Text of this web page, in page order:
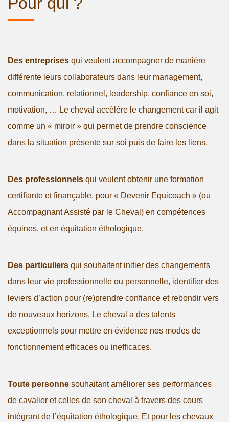
Des entreprises qui veulent accompagner de manière
différente leurs collaborateurs dans leur management,
communication, relationnel, leadership, confiance en soi,
motivation, … Le cheval accélère le changement car il agit
comme un « miroir » qui permet de prendre conscience
dans la situation présente sur soi puis de faire les liens.
Des professionnels qui veulent obtenir une formation
certifiante et finançable, pour « Devenir Equicoach » (ou
Accompagnant Assisté par le Cheval) en compétences
équines, et en équitation éthologique.
Des particuliers qui souhaitent initier des changements
dans leur vie professionnelle ou personnelle, identifier des
leviers d’action pour (re)prendre confiance et rebondir vers
de nouveaux horizons. Le cheval a des talents
exceptionnels pour mettre en évidence nos modes de
fonctionnement efficaces ou inefficaces.
Toute personne souhaitant améliorer ses performances
de cavalier et celles de son cheval à travers des cours
intégrant de l’équitation éthologique. Et pour les chevaux